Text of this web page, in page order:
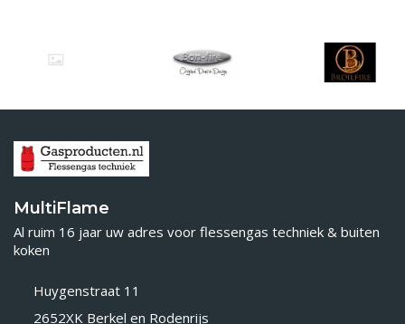
MultiFlame
Al ruim 16 jaar uw adres voor flessengas techniek & buiten
koken
Huygenstraat 11
2652XK Berkel en Rodenrijs